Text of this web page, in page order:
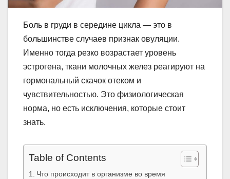
Боль в груди в середине цикла — это в
большинстве случаев признак овуляции.
Именно тогда резко возрастает уровень
эстрогена, ткани молочных желез реагируют на
гормональный скачок отеком и
чувствительностью. Это физиологическая
норма, но есть исключения, которые стоит
знать.
Table of Contents
Что происходит в организме во время